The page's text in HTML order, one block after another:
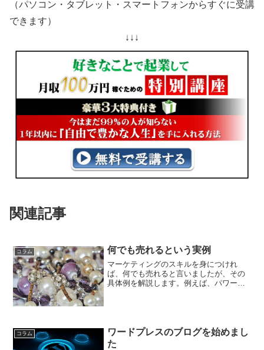
（パソコン・タブレット・スマートフォンからすぐに受講
できます）
↓↓↓
関連記事
コラム 何でも売れるという実例
マーケティングのスキルを身につけれ
ば、何でも売れると言いましたが、その
具体例を解説します。例えば、パワース
コラム
ワードプレスのブログを始めまし
た